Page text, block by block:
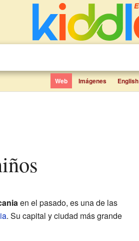
Web Imágenes English
en el pasado, es una de las
. Su capital y ciudad más grande